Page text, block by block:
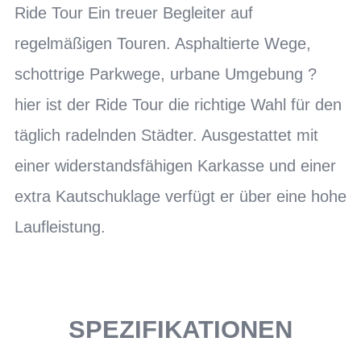
Ride Tour Ein treuer Begleiter auf
regelmäßigen Touren. Asphaltierte Wege,
schottrige Parkwege, urbane Umgebung ?
hier ist der Ride Tour die richtige Wahl für den
täglich radelnden Städter. Ausgestattet mit
einer widerstandsfähigen Karkasse und einer
extra Kautschuklage verfügt er über eine hohe
Laufleistung.
SPEZIFIKATIONEN